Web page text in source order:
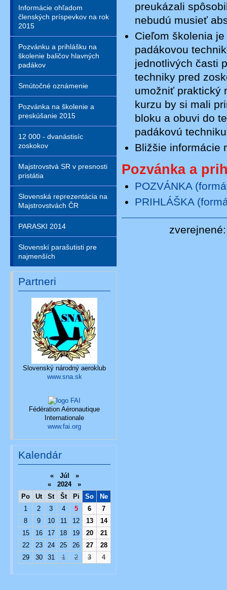
Informácie ohľadom
členských príspevkov na rok
2015
Pozvánku a prihlášku na
školenie baličov hlavných
padákov
Smútočné oznámenie
Pozvánka na školenie a
preskúšanie 2015
12 000 - dvanástisíc
zoskokov
Majstrovstvá SR v presnosti
pristátia
Slovenská reprezentácia na
Majstrovstvách ČR
PARASKI 2014
Slovenskí parašutisti pre
najmenších
Partneri
Slovenský národný aeroklub
www.sna.sk
Fédération Aéronautique
Internationale
www.fai.org
Kalendár
« Júl
»
«
2024
»
Po
Ut St Št Pi So
Ne
1
2 3 4 5 6
7
8
9 10 11 12 13
14
15
16 17 18 19 20
21
22
23 24 25 26 27
28
29
30 31 1 2 3 4
preukázali
nebudú musieť
Cieľom školenia
padákovou
jednotlivých časti
techniky pred
umožniť praktický
kurzu by si mali
bloku a obuvi do
padákovú
Bližšie informácie
Pozvánka a
POZVÁNKA
PRIHLÁŠKA